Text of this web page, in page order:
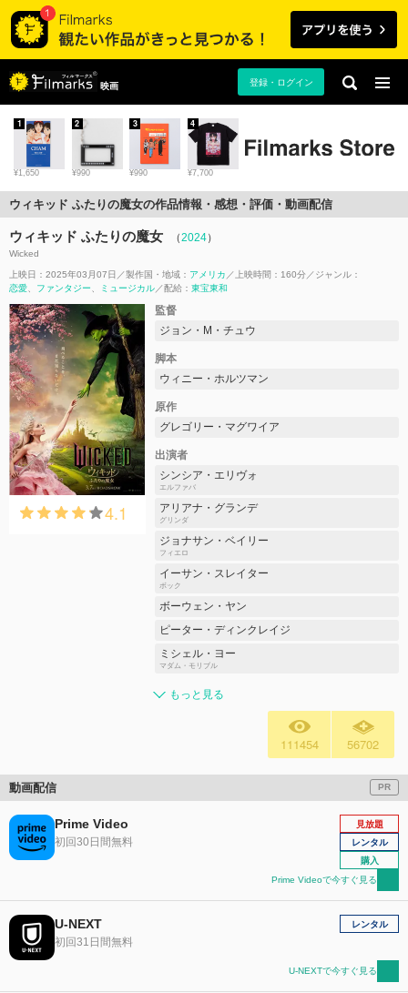
映画 登録・ログイン
¥1,650
1
¥990
2
¥990
3
¥7,700
4
ウィキッド ふたりの魔女の作品情報・感想・評価・動画配信
ウィキッド ふたりの魔女 （2024）
Wicked
上映日：2025年03月07日 製作国・地域： アメリカ 上映時間：160分
ジャンル：
恋愛
ファンタジー ミュージカル 配給： 東宝東和
4.1
監督
ジョン・M・チュウ
脚本
ウィニー・ホルツマン
原作
グレゴリー・マグワイア
出演者
シンシア・エリヴォ
エルファバ
アリアナ・グランデ
グリンダ
ジョナサン・ベイリー
フィエロ
イーサン・スレイター
ボック
ボーウェン・ヤン
ピーター・ディンクレイジ
ミシェル・ヨー
マダム・モリブル
もっと見る
111454 56702
動画配信 PR
Prime Video
初回30日間無料
見放題
レンタル
購入
Prime Videoで今すぐ見る
U-NEXT
初回31日間無料
レンタル
U-NEXTで今すぐ見る